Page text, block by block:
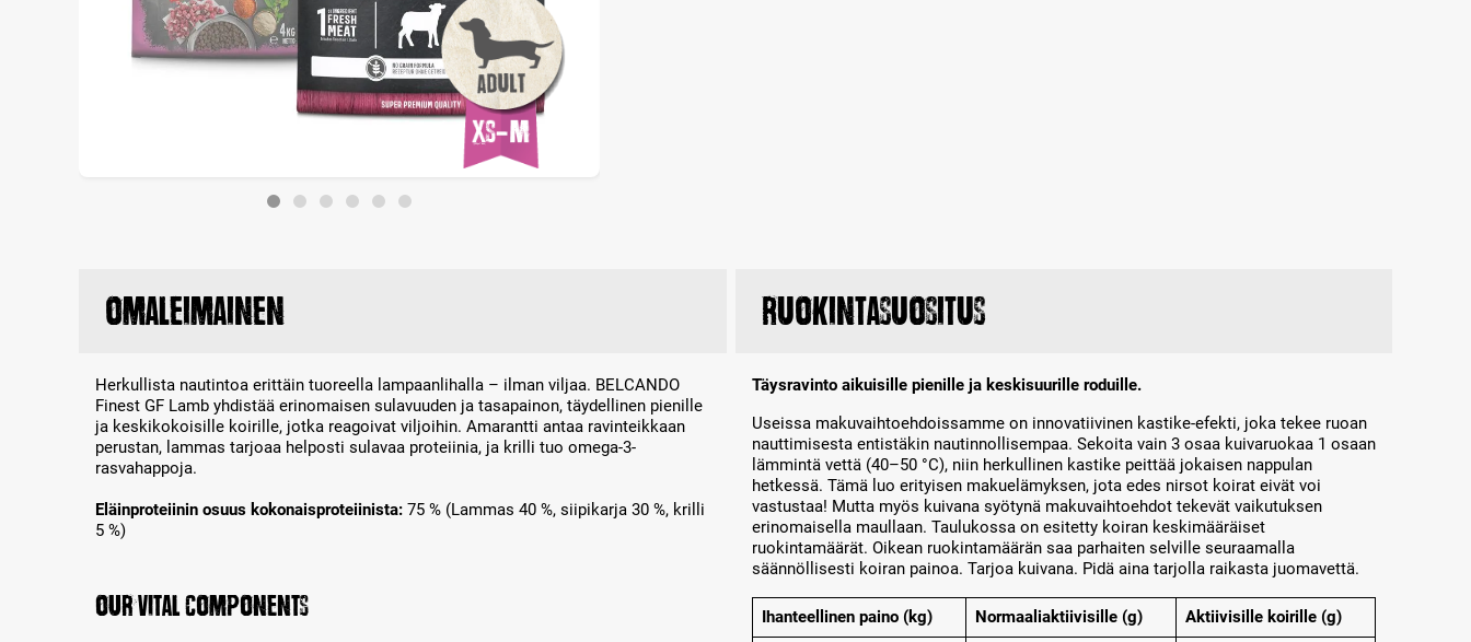
Omaleimainen
Herkullista nautintoa erittäin tuoreella lampaanlihalla – ilman viljaa. BELCANDO
Finest GF Lamb yhdistää erinomaisen sulavuuden ja tasapainon, täydellinen pienille
ja keskikokoisille koirille, jotka reagoivat viljoihin. Amarantti antaa ravinteikkaan
perustan, lammas tarjoaa helposti sulavaa proteiinia, ja krilli tuo omega-3-
rasvahappoja.
Eläinproteiinin osuus kokonaisproteiinista: 75 % (Lammas 40 %, siipikarja 30 %, krilli
5 %)
Our Vital Components
Ruokintasuositus
Täysravinto aikuisille pienille ja keskisuurille roduille.
Useissa makuvaihtoehdoissamme on innovatiivinen kastike-efekti, joka tekee ruoan
nauttimisesta entistäkin nautinnollisempaa. Sekoita vain 3 osaa kuivaruokaa 1 osaan
lämmintä vettä (40–50 °C), niin herkullinen kastike peittää jokaisen nappulan
hetkessä. Tämä luo erityisen makuelämyksen, jota edes nirsot koirat eivät voi
vastustaa! Mutta myös kuivana syötynä makuvaihtoehdot tekevät vaikutuksen
erinomaisella maullaan. Taulukossa on esitetty koiran keskimääräiset
ruokintamäärät. Oikean ruokintamäärän saa parhaiten selville seuraamalla
säännöllisesti koiran painoa. Tarjoa kuivana. Pidä aina tarjolla raikasta juomavettä.
Ihanteellinen paino (kg) Normaaliaktiivisille (g)
Aktiivisille koirille (g)